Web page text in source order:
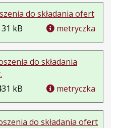
do składania ofert
31 kB metryczka
do składania
kB metryczka
do składania ofert